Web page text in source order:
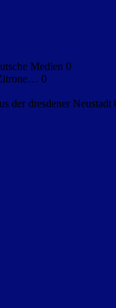
Medien 0
0
der dresdener Neustadt